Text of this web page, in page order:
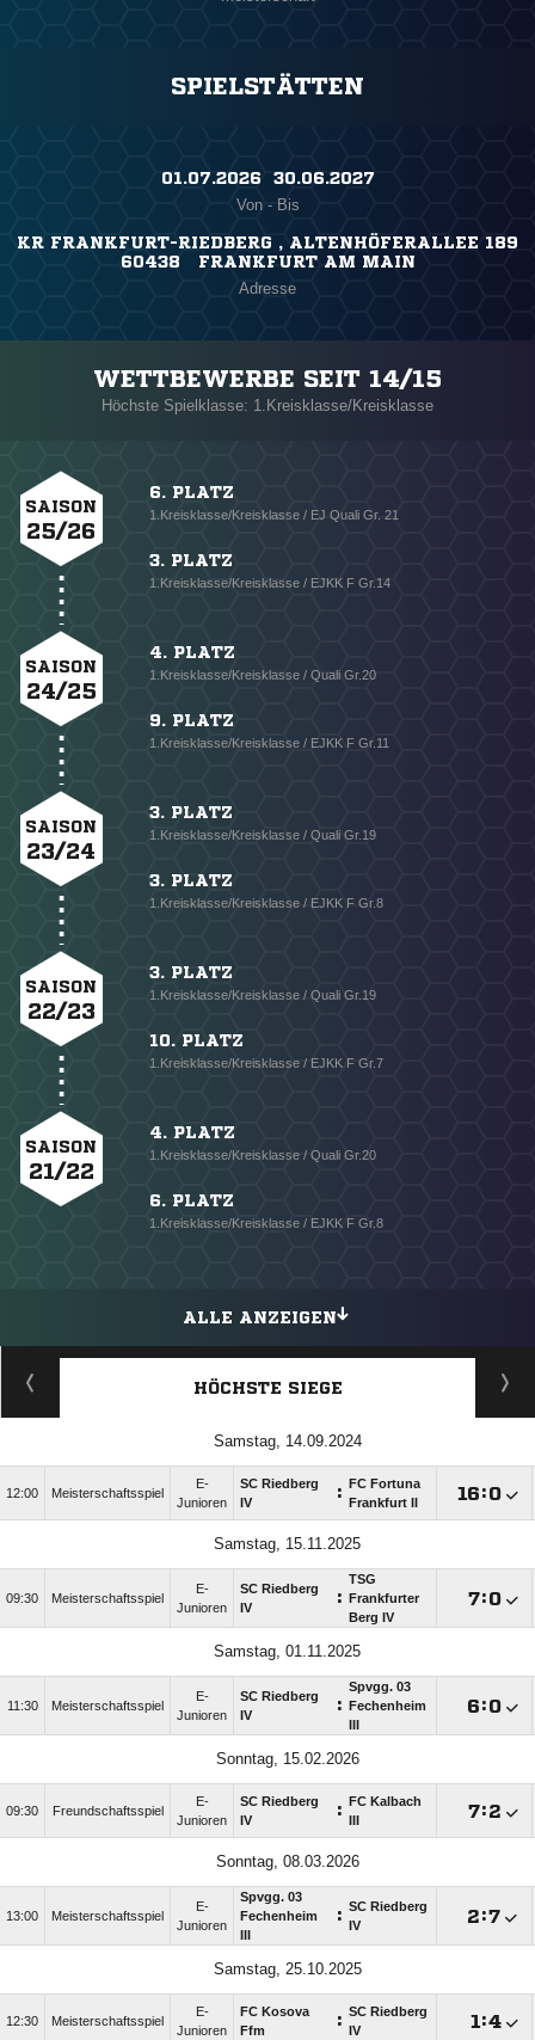
SPIELSTÄTTEN
01.07.2026 ​ 30.06.2027
Von - Bis
KR FRANKFURT-RIEDBERG , ALTENHÖFERALLEE 189
60438 FRANKFURT AM MAIN
Adresse
WETTBEWERBE SEIT 14/15
Höchste Spielklasse: 1.Kreisklasse/Kreisklasse
SAISON
25/26
6. PLATZ
1.Kreisklasse/Kreisklasse / EJ Quali Gr. 21
3. PLATZ
1.Kreisklasse/Kreisklasse / EJKK F Gr.14
SAISON
24/25
4. PLATZ
1.Kreisklasse/Kreisklasse / Quali Gr.20
9. PLATZ
1.Kreisklasse/Kreisklasse / EJKK F Gr.11
SAISON
23/24
3. PLATZ
1.Kreisklasse/Kreisklasse / Quali Gr.19
3. PLATZ
1.Kreisklasse/Kreisklasse / EJKK F Gr.8
SAISON
22/23
3. PLATZ
1.Kreisklasse/Kreisklasse / Quali Gr.19
10. PLATZ
1.Kreisklasse/Kreisklasse / EJKK F Gr.7
SAISON
21/22
4. PLATZ
1.Kreisklasse/Kreisklasse / Quali Gr.20
6. PLATZ
1.Kreisklasse/Kreisklasse / EJKK F Gr.8
ALLE ANZEIGEN
HÖCHSTE SIEGE
Samstag, 14.09.2024
12:00 Meisterschaftsspiel
E-
Junioren
SC Riedberg
IV
:
FC Fortuna
Frankfurt II
:
Samstag, 15.11.2025
09:30 Meisterschaftsspiel
E-
Junioren
SC Riedberg
IV
:
TSG
Frankfurter
Berg IV
:
Samstag, 01.11.2025
11:30 Meisterschaftsspiel
E-
Junioren
SC Riedberg
IV
:
Spvgg. 03
Fechenheim
:
Sonntag, 15.02.2026
09:30 Freundschaftsspiel
E-
Junioren
SC Riedberg
IV
:
FC Kalbach
:
Sonntag, 08.03.2026
13:00 Meisterschaftsspiel
E-
Junioren
Spvgg. 03
Fechenheim
: SC Riedberg
IV
:
Samstag, 25.10.2025
12:30 Meisterschaftsspiel
E-
Junioren
FC Kosova
Ffm
: SC Riedberg
IV
: